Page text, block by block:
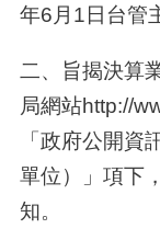
年6月1日台管
二、
旨揭決算
局網站http://
「政府公開資
單位）」項下
知。